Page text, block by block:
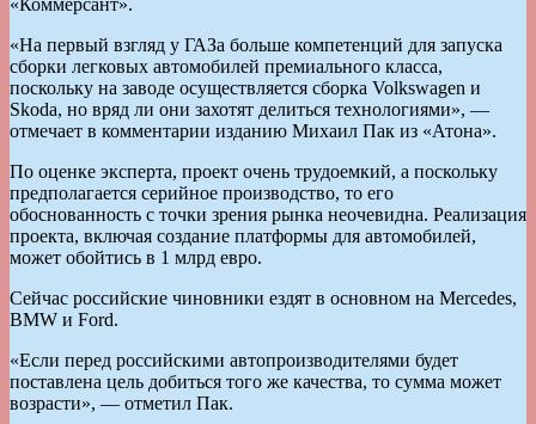
«На первый взгляд у ГАЗа больше компетенций для запуска
сборки легковых автомобилей премиального класса,
поскольку на заводе осуществляется сборка Volkswagen и
Skoda, но вряд ли они захотят делиться технологиями», —
отмечает в комментарии изданию Михаил Пак из «Атона».
По оценке эксперта, проект очень трудоемкий, а поскольку
предполагается серийное производство, то его
обоснованность с точки зрения рынка неочевидна. Реализация
проекта, включая создание платформы для автомобилей,
может обойтись в 1 млрд евро.
Сейчас российские чиновники ездят в основном на Mercedes,
BMW и Ford.
«Если перед российскими автопроизводителями будет
поставлена цель добиться того же качества, то сумма может
возрасти», — отметил Пак.